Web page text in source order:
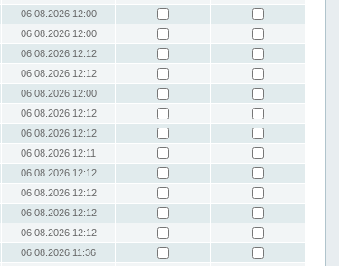
06.08.2026 12:00
06.08.2026 12:00
06.08.2026 12:12
06.08.2026 12:12
06.08.2026 12:00
06.08.2026 12:12
06.08.2026 12:12
06.08.2026 12:11
06.08.2026 12:12
06.08.2026 12:12
06.08.2026 12:12
06.08.2026 12:12
06.08.2026 11:36